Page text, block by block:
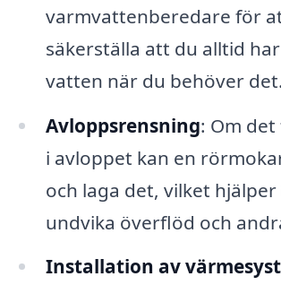
varmvattenberedare för
säkerställa att du alltid
vatten när du behöver det.
Avloppsrensning: Om
i avloppet kan en
och laga det, vilket
undvika överflöd och
Installation av